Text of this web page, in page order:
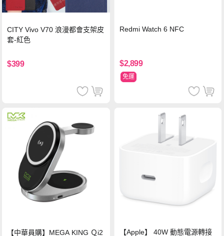
CITY Vivo V70 浪漫都會支架皮
套-紅色
$399
Redmi Watch 6 NFC
$2,899
免運
【中華員購】MEGA KING Ｑi2
【Apple】 40W 動態電源轉接